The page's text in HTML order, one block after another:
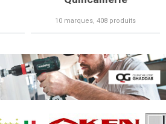
10 marques, 408 produits